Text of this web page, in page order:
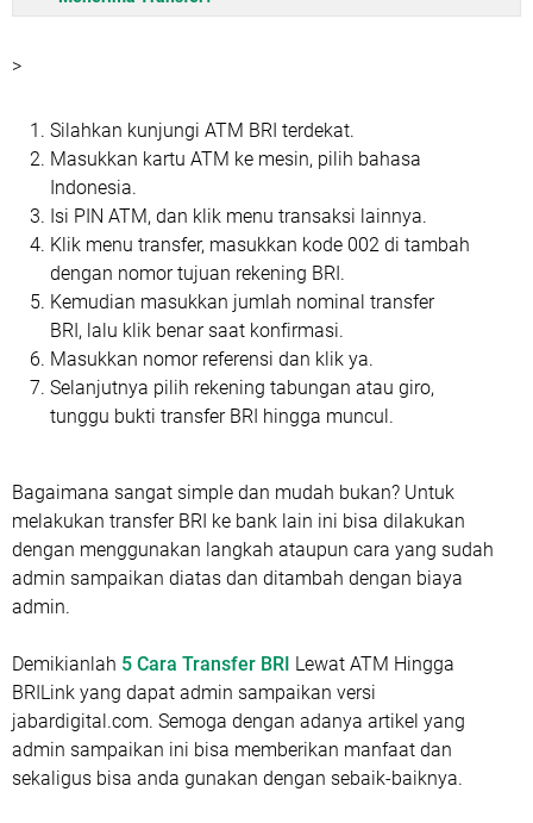
>
Silahkan kunjungi ATM BRI terdekat.
Masukkan kartu ATM ke mesin, pilih bahasa
Indonesia.
Isi PIN ATM, dan klik menu transaksi lainnya.
Klik menu transfer, masukkan kode 002 di tambah
dengan nomor tujuan rekening BRI.
Kemudian masukkan jumlah nominal transfer
BRI, lalu klik benar saat konfirmasi.
Masukkan nomor referensi dan klik ya.
Selanjutnya pilih rekening tabungan atau giro,
tunggu bukti transfer BRI hingga muncul.
Bagaimana sangat simple dan mudah bukan? Untuk
melakukan transfer BRI ke bank lain ini bisa dilakukan
dengan menggunakan langkah ataupun cara yang sudah
admin sampaikan diatas dan ditambah dengan biaya
admin.
Demikianlah 5 Cara Transfer BRI Lewat ATM Hingga
BRILink yang dapat admin sampaikan versi
jabardigital.com. Semoga dengan adanya artikel yang
admin sampaikan ini bisa memberikan manfaat dan
sekaligus bisa anda gunakan dengan sebaik-baiknya.